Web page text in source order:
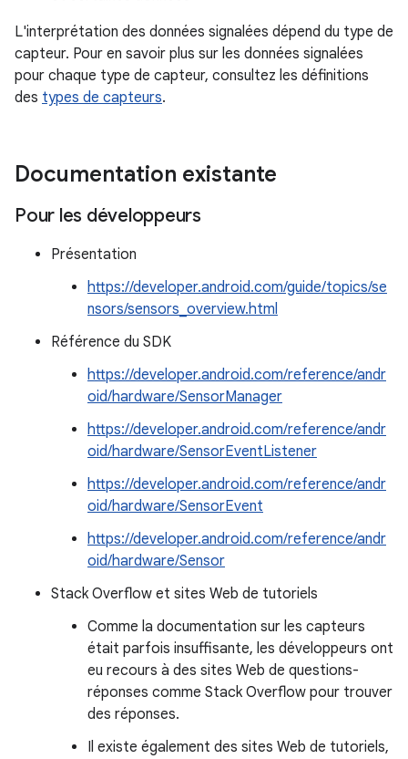
L'interprétation des données signalées dépend du type de
capteur. Pour en savoir plus sur les données signalées
pour chaque type de capteur, consultez les définitions
des types de capteurs.
Documentation existante
Pour les développeurs
Présentation
https://developer.android.com/guide/topics/se
nsors/sensors_overview.html
Référence du SDK
https://developer.android.com/reference/andr
oid/hardware/SensorManager
https://developer.android.com/reference/andr
oid/hardware/SensorEventListener
https://developer.android.com/reference/andr
oid/hardware/SensorEvent
https://developer.android.com/reference/andr
oid/hardware/Sensor
Stack Overflow et sites Web de tutoriels
Comme la documentation sur les capteurs
était parfois insuffisante, les développeurs ont
eu recours à des sites Web de questions-
réponses comme Stack Overflow pour trouver
des réponses.
Il existe également des sites Web de tutoriels,